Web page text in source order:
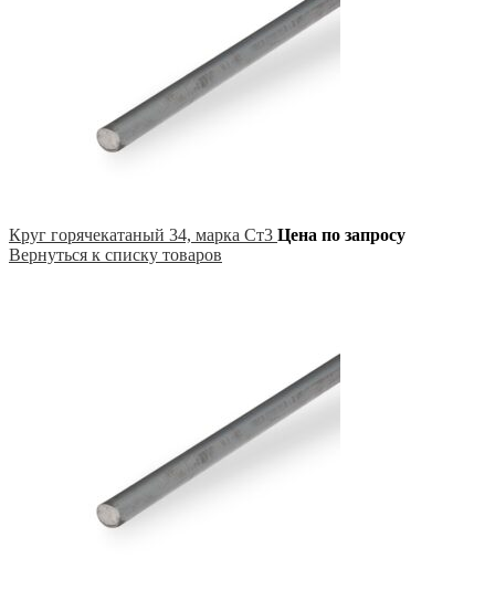
Круг горячекатаный 34, марка Ст3 Цена по запросу
Вернуться к списку товаров